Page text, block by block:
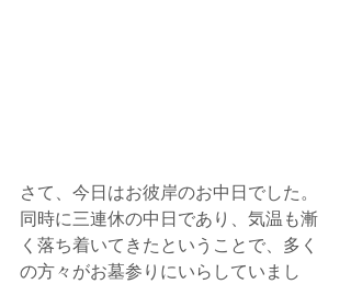
さて、今日はお彼岸のお中日でした。
同時に三連休の中日であり、気温も漸
く落ち着いてきたということで、多く
の方々がお墓参りにいらしていまし